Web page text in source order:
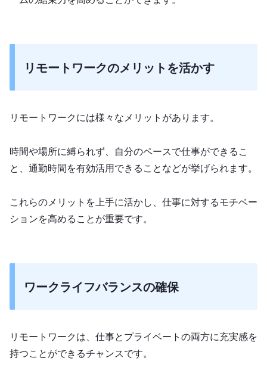
リモートワークのメリットを活かす
リモートワークには様々なメリットがあります。
時間や場所に縛られず、自分のペースで仕事ができるこ
と、通勤時間を有効活用できることなどが挙げられます。
これらのメリットを上手に活かし、仕事に対するモチベー
ションを高めることが重要です。
ワークライフバランスの確保
リモートワークは、仕事とプライベートの両方に充実感を
持つことができるチャンスです。